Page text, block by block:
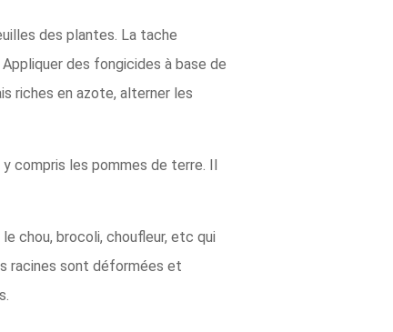
des plantes. La tache
des fongicides à base de
riches en azote, alterner les
compris les pommes de terre. Il
chou, brocoli, choufleur, etc qui
racines sont déformées et